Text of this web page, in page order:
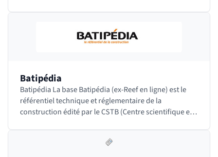
Batipédia
Batipédia La base Batipédia (ex-Reef en ligne) est le
référentiel technique et réglementaire de la
construction édité par le CSTB (Centre scientifique et